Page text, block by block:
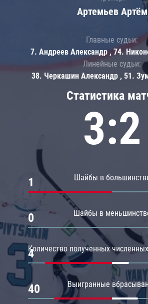
Статистика
3:2
Шайбы в
1
Шайбы в
0
Количество полученных
4
Выигранные
40
Артемьев Артём
Главные судьи:
7. Андреев Александр , 74.
Линейные судьи:
38. Черкашин Александр , 51.